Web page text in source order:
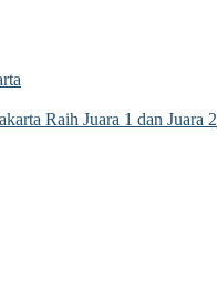
Raih Juara 1 dan Juara 2